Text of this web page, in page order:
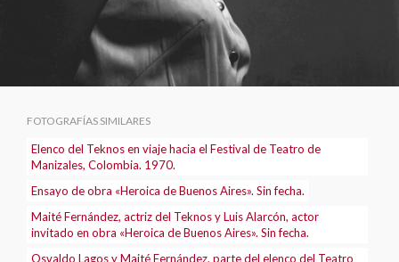
FOTOGRAFÍAS SIMILARES
Elenco del Teknos en viaje hacia el Festival de Teatro de
Manizales, Colombia. 1970.
Ensayo de obra «Heroica de Buenos Aires». Sin fecha.
Maité Fernández, actriz del Teknos y Luis Alarcón, actor
invitado en obra «Heroica de Buenos Aires». Sin fecha.
Osvaldo Lagos y Maité Fernández, parte del elenco del Teatro